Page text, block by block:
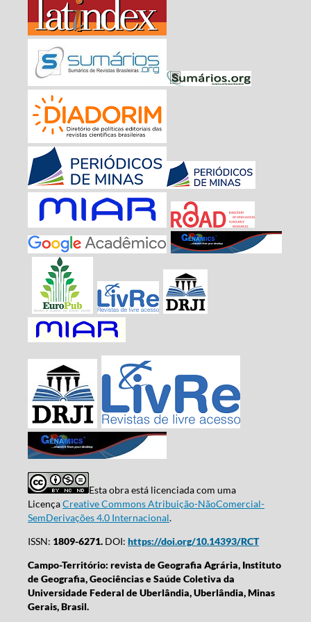
Esta obra está licenciada com uma
LicençaCreative Commons Atribuição-NãoComercial-
SemDerivações 4.0 Internacional.
ISSN: 1809-6271.DOI: https://doi.org/10.14393/RCT
Campo-Território: revista de Geografia Agrária, Instituto
de Geografia, Geociências e Saúde Coletiva da
Universidade Federal de Uberlândia, Uberlândia, Minas
Gerais, Brasil.